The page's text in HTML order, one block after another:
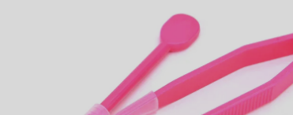
יצירת קשר ב Whatsapp
בין אם יש לך צורך בהתייעצות לפני רכישה או בירור
משלוח שמתעכב, ניתן ליצור איתנו קשר ישיר באמצעות